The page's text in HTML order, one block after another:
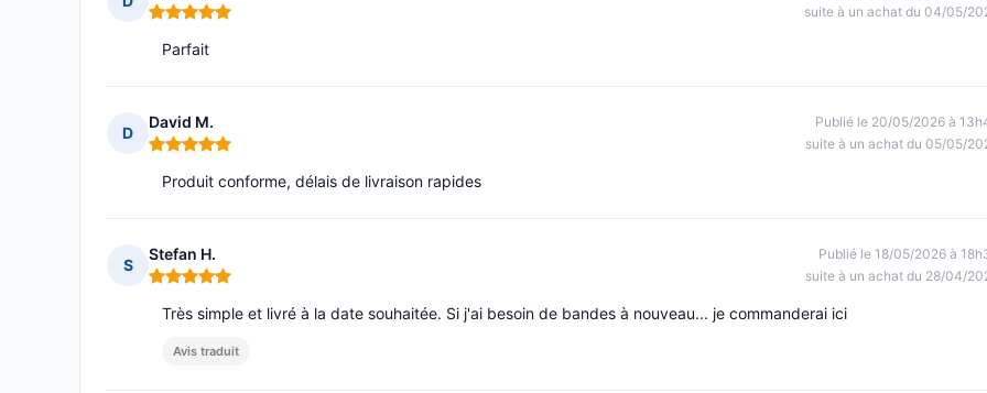
Note : 5 sur 5
suite à un achat du 04/05/
Parfait
D
David M.
Note : 5 sur 5
Publié le 20/05/2026 à
suite à un achat du 05/05/
Produit conforme, délais de livraison rapides
S
Stefan H.
Note : 5 sur 5
Publié le 18/05/2026 à
suite à un achat du 28/04/
Très simple et livré à la date souhaitée. Si j'ai besoin de bandes à nouveau... je commanderai ici
Avis traduit